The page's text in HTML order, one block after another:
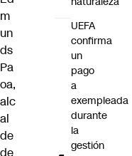
m
un
ds
Pa
oa,
alc
al
de
de
UEFA
confirma
un
pago
a
exempleada
durante
la
gestión